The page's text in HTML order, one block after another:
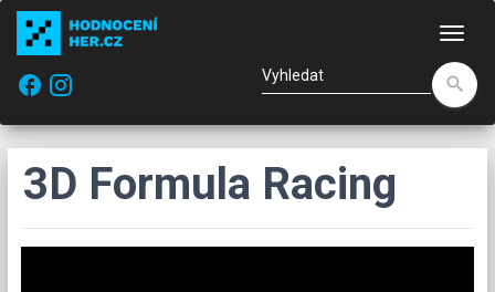
facebook
search
3D Formula Racing